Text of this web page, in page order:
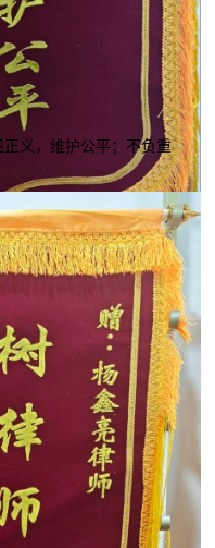
义，维护公平；不负重